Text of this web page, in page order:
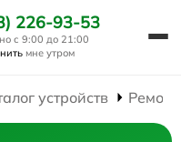
226-93-53
с 9:00 до 21:00
мне утром
устройств